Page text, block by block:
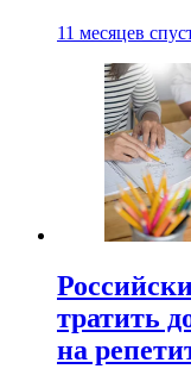
11 месяцев
тратить
на